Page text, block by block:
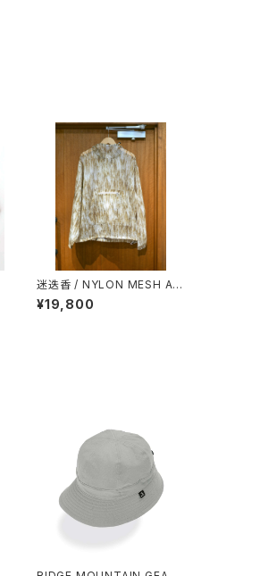
迷迭香 / NYLON MESH AN
ORAK
¥19,800